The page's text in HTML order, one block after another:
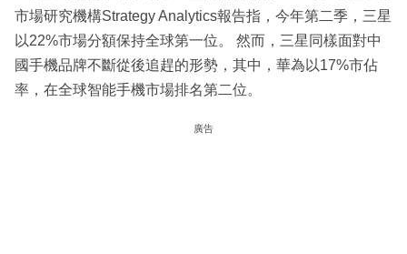
市場研究機構Strategy Analytics報告指，今年第二季，三星
以22%市場分額保持全球第一位。 然而，三星同樣面對中
國手機品牌不斷從後追趕的形勢，其中，華為以17%市佔
率，在全球智能手機市場排名第二位。
廣告